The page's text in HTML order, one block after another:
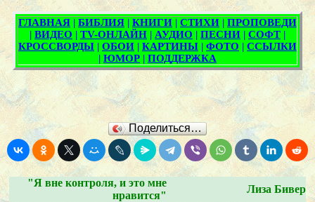
Поделиться…
"Я вне контроля, и это мне
нравится"
Лиза Бивер